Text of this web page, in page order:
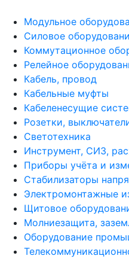
Модульное
Силовое
Коммутационное
Релейное
Кабель, провод
Кабельные муфты
Кабеленесущие
Розетки,
Светотехника
Инструмент, СИЗ,
Приборы учёта и
Стабилизаторы
Электромонтажные
Щитовое
Молниезащита,
Оборудование